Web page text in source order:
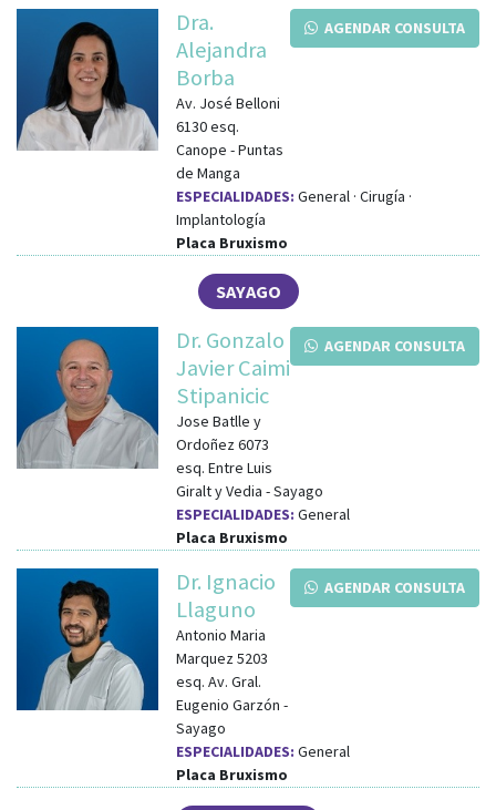
AGENDAR CONSULTA
Dra.
Alejandra
Borba
Av. José Belloni
6130esq.
Canope -Puntas
de Manga
ESPECIALIDADES: General · Cirugía ·
Implantología
Placa Bruxismo
SAYAGO
AGENDAR CONSULTA
Dr. Gonzalo
Javier Caimi
Stipanicic
Jose Batlle y
Ordoñez 6073
esq. Entre Luis
Giralt y Vedia -Sayago
ESPECIALIDADES: General
Placa Bruxismo
AGENDAR CONSULTA
Dr. Ignacio
Llaguno
Antonio Maria
Marquez 5203
esq. Av. Gral.
Eugenio Garzón -
Sayago
ESPECIALIDADES: General
Placa Bruxismo